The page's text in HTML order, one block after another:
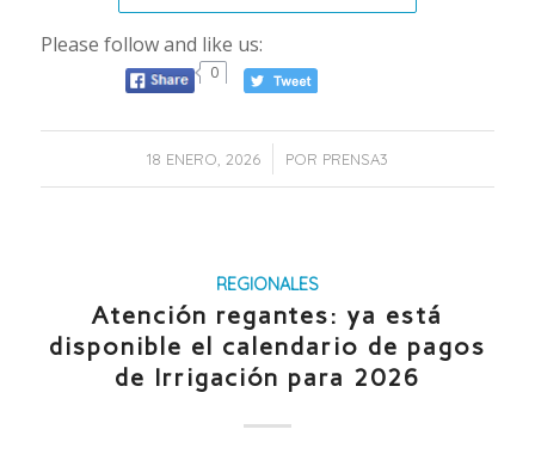
Please follow and like us:
0
18 ENERO, 2026
/ POR PRENSA3
REGIONALES
Atención regantes: ya está
disponible el calendario de pagos
de Irrigación para 2026